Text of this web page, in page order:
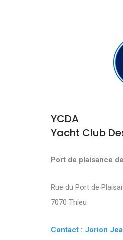
YCDA
Yacht Club
Port de plaisance
Rue du Port de
7070 Thieu
Contact : Jorion